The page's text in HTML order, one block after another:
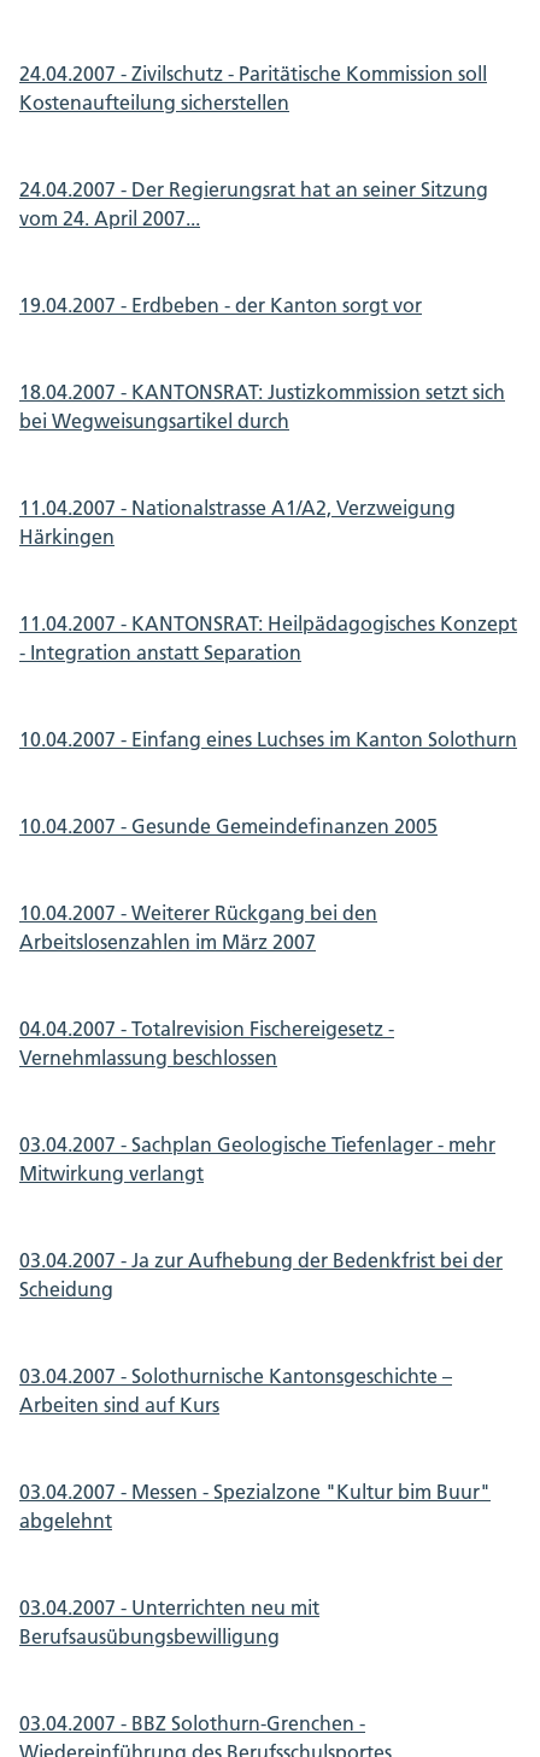
24.04.2007 - Zivilschutz - Paritätische Kommission soll
Kostenaufteilung sicherstellen
24.04.2007 - Der Regierungsrat hat an seiner Sitzung
vom 24. April 2007...
19.04.2007 - Erdbeben - der Kanton sorgt vor
18.04.2007 - KANTONSRAT: Justizkommission setzt sich
bei Wegweisungsartikel durch
11.04.2007 - Nationalstrasse A1/A2, Verzweigung
Härkingen
11.04.2007 - KANTONSRAT: Heilpädagogisches Konzept
- Integration anstatt Separation
10.04.2007 - Einfang eines Luchses im Kanton Solothurn
10.04.2007 - Gesunde Gemeindefinanzen 2005
10.04.2007 - Weiterer Rückgang bei den
Arbeitslosenzahlen im März 2007
04.04.2007 - Totalrevision Fischereigesetz -
Vernehmlassung beschlossen
03.04.2007 - Sachplan Geologische Tiefenlager - mehr
Mitwirkung verlangt
03.04.2007 - Ja zur Aufhebung der Bedenkfrist bei der
Scheidung
03.04.2007 - Solothurnische Kantonsgeschichte –
Arbeiten sind auf Kurs
03.04.2007 - Messen - Spezialzone "Kultur bim Buur"
abgelehnt
03.04.2007 - Unterrichten neu mit
Berufsausübungsbewilligung
03.04.2007 - BBZ Solothurn-Grenchen -
Wiedereinführung des Berufsschulsportes